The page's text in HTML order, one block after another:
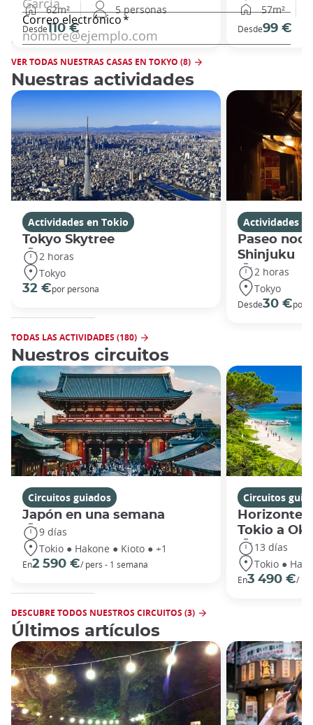
62m²
5 personas
Desde110 €
57m²
Desde99 €
VER TODAS NUESTRAS CASAS EN TOKYO (8)
Nuestras actividades
Actividades en Tokio
Tokyo Skytree
2 horas
Tokyo
32 €por persona
Actividades
Paseo
Shinjuku
2 horas
Tokyo
Desde30 €por
TODAS LAS ACTIVIDADES (180)
Nuestros circuitos
Circuitos guiados
Japón en una semana
9 días
Tokio ● Hakone ● Kioto ● +1
En2 590 €/ pers - 1 semana
Circuitos
Horizontes
Tokio a
13 días
Tokio ●
En3 490 €/
DESCUBRE TODOS NUESTROS CIRCUITOS (3)
Últimos artículos